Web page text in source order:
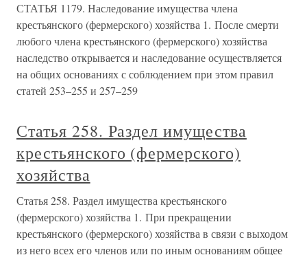
СТАТЬЯ 1179. Наследование имущества члена
крестьянского (фермерского) хозяйства 1. После смерти
любого члена крестьянского (фермерского) хозяйства
наследство открывается и наследование осуществляется
на общих основаниях с соблюдением при этом правил
статей 253–255 и 257–259
Статья 258. Раздел имущества
крестьянского (фермерского)
хозяйства
Статья 258. Раздел имущества крестьянского
(фермерского) хозяйства 1. При прекращении
крестьянского (фермерского) хозяйства в связи с выходом
из него всех его членов или по иным основаниям общее